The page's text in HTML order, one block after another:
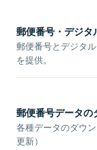
郵便番号・デジタ
郵便番号とデジタ
を提供。
郵便番号データの
各種データのダウ
更新）